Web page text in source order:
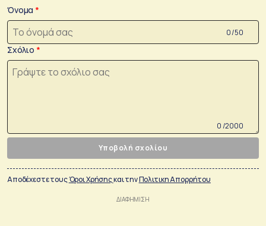
Όνομα
0 /50
Σχόλιο
0 /2000
Υποβολή σχολίου
Αποδέχεστε τουςΌροι Χρήσηςκαι τηνΠολιτικη Απορρήτου